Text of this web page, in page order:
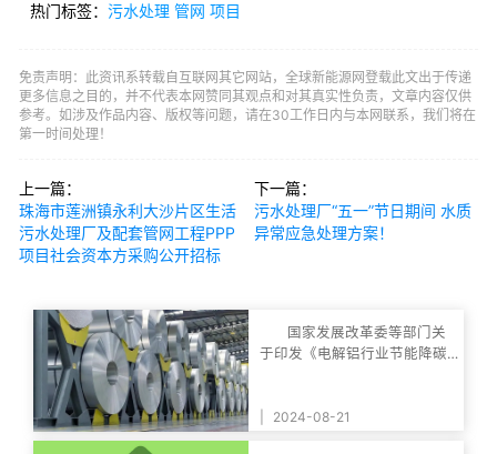
热门标签： 污水处理 管网 项目
免责声明：此资讯系转载自互联网其它网站，全球新能源网登载此文出于传递
更多信息之目的，并不代表本网赞同其观点和对其真实性负责，文章内容仅供
参考。如涉及作品内容、版权等问题，请在30工作日内与本网联系，我们将在
第一时间处理！
上一篇：
珠海市莲洲镇永利大沙片区生活
污水处理厂及配套管网工程PPP
项目社会资本方采购公开招标
下一篇：
污水处理厂“五一”节日期间 水质
异常应急处理方案！
国家发展改革委等部门关
于印发《电解铝行业节能降碳
2024-08-21